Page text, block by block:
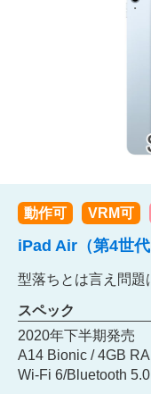
動作可 VRM可
iPad Air（第4世代
型落ちとは言え問題
スペック
2020年下半期発売
A14 Bionic / 4GB
Wi-Fi 6/Bluetooth 5.0